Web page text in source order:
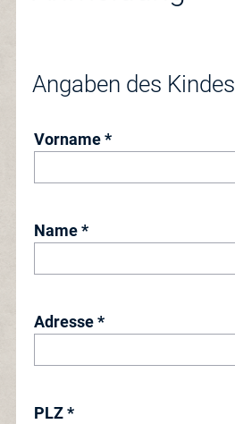
Angaben des Kindes
Vorname *
Name *
Adresse *
PLZ *